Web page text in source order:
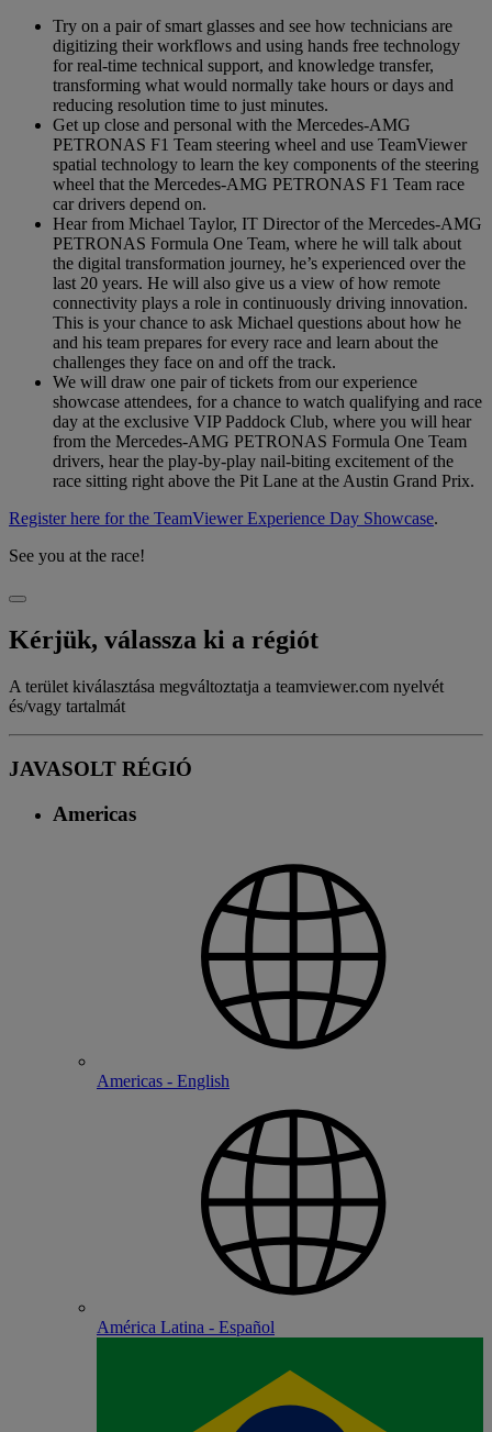
Try on a pair of smart glasses and see how technicians are
digitizing their workflows and using hands free technology
for real-time technical support, and knowledge transfer,
transforming what would normally take hours or days and
reducing resolution time to just minutes.
Get up close and personal with the Mercedes-AMG
PETRONAS F1 Team steering wheel and use TeamViewer
spatial technology to learn the key components of the steering
wheel that the Mercedes-AMG PETRONAS F1 Team race
car drivers depend on.
Hear from Michael Taylor, IT Director of the Mercedes-AMG
PETRONAS Formula One Team, where he will talk about
the digital transformation journey, he’s experienced over the
last 20 years. He will also give us a view of how remote
connectivity plays a role in continuously driving innovation.
This is your chance to ask Michael questions about how he
and his team prepares for every race and learn about the
challenges they face on and off the track.
We will draw one pair of tickets from our experience
showcase attendees, for a chance to watch qualifying and race
day at the exclusive VIP Paddock Club, where you will hear
from the Mercedes-AMG PETRONAS Formula One Team
drivers, hear the play-by-play nail-biting excitement of the
race sitting right above the Pit Lane at the Austin Grand Prix.
Register here for the TeamViewer Experience Day Showcase.
See you at the race!
Kérjük, válassza ki a régiót
A terület kiválasztása megváltoztatja a teamviewer.com nyelvét
és/vagy tartalmát
JAVASOLT RÉGIÓ
Americas
Americas - English
América Latina - Español